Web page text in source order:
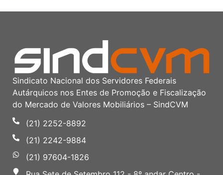
Sindicato Nacional dos Servidores Federais
Autárquicos nos Entes de Promoção e Fiscalização
do Mercado de Valores Mobiliários – SindCVM
(21) 2252-8892
(21) 2242-9884
(21) 97604-1826